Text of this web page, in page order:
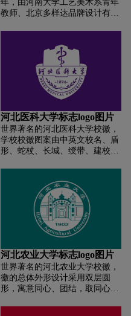
封面显要位置，表明河北师范大
学一如既往的贯彻其优良的校风
年，由河南大学工艺美术系青年
教师、北京多样达品牌设计有限
色，象征理想与广阔的发展前景;
中间黑体英文字母与下放的创校
年号为绿色，代表教育与勃勃生
机;蓝底下的“河大”两字为由右至
左的篆书体，展现了河南大学作
为百年名校的沧桑历史感;校名下
方的水浪，象征河南大学位于中
原文明的发祥地的黄河岸边。
河北医科大学标志logo图片
世界著名的河北医科大学校徽，
学校校徽图案由中英文校名、盾
形、蛇杖、长城、绶带、建校时
河北省立医学院时期的校徽形
态，体现了对历史的尊重和文脉
传承。蛇杖代表医学，是国际通
用的医学标志。长城体现了河北
地域特色，引申为捍卫健康、抵
御疾病的寓意。学校中文校名的
衬底图形为绶带，是优秀和辉煌
的象征。1894是学校创办的时
间。橄榄枝作为和平的象征，寓
意为希望与平安。标志色彩选用
紫色，传达高贵、理智、深奥等
河北农业大学标志logo图片
世界著名的河北农业大学校徽，
徽的总体外形设计采用双层圆
形，寓意同心、团结，取同心合